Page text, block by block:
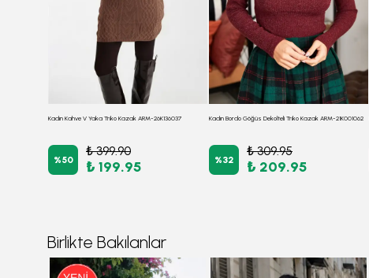
Kadın Kahve V Yaka Triko Kazak ARM-26K136037
%50
₺ 399.90
₺ 199.95
Kadın Bordo Göğüs Dekolteli Triko Kazak ARM-21K001062
%32
₺ 309.95
₺ 209.95
Birlikte Bakılanlar